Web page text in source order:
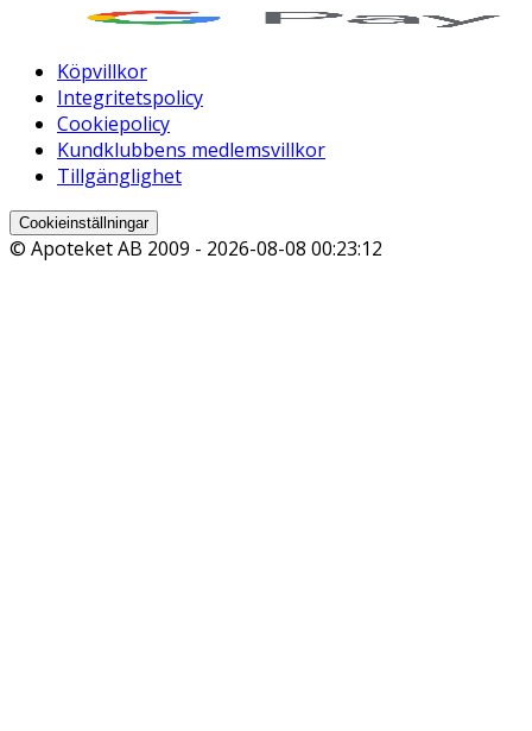
Köpvillkor
Integritetspolicy
Cookiepolicy
Kundklubbens medlemsvillkor
Tillgänglighet
Cookieinställningar
© Apoteket AB 2009 - 2026-08-08 00:23:12